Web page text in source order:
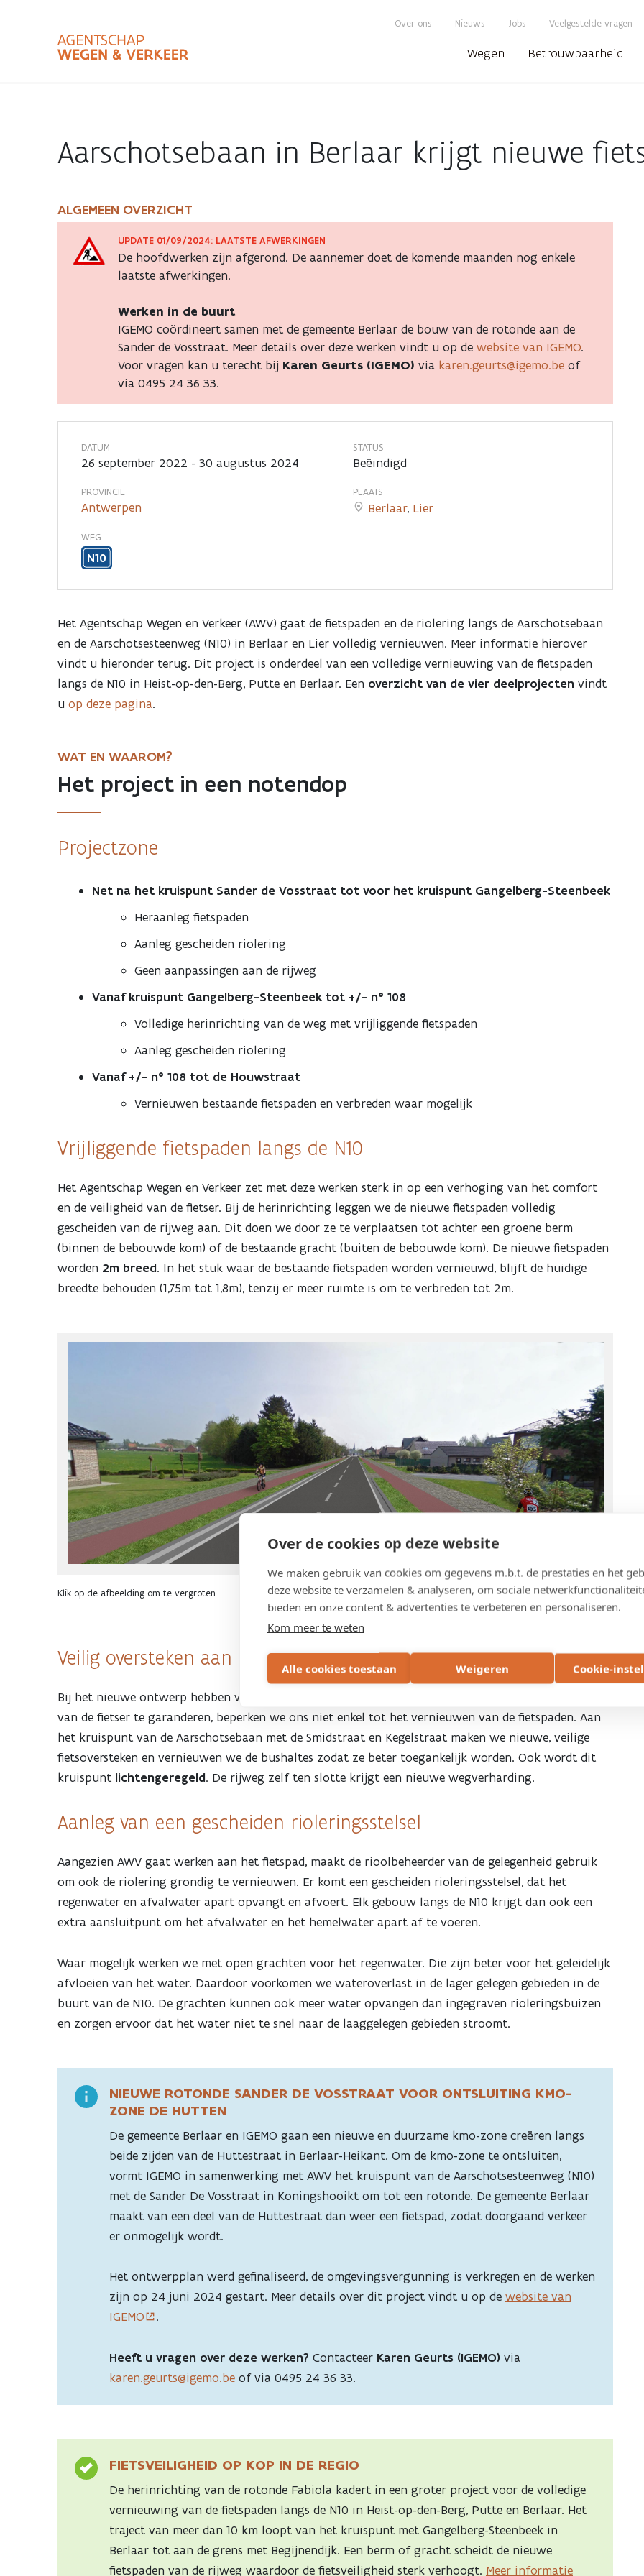
Over de cookies op deze website
We maken gebruik van cookies om gegevens m.b.t. de prestaties en het
deze website te verzamelen & analyseren, om sociale
bieden en onze content & advertenties te verbeteren en personaliseren.
Kom meer te weten
Alle cookies toestaan Weigeren Cookie-
Over ons Nieuws Jobs Veelgestelde vragen
Wegen Betrouwbaarheid
Zoekbalk
Aarschotsebaan in Berlaar krijgt nieuwe
Aarschotsebaan
in
Berlaar
krijgt
nieuwe
fietspaden
ALGEMEEN OVERZICHT
UPDATE 01/09/2024: LAATSTE AFWERKINGEN
De hoofdwerken zijn afgerond. De aannemer doet de komende maanden nog enkele
laatste afwerkingen.
Werken in de buurt
IGEMO coördineert samen met de gemeente Berlaar de bouw van de rotonde aan de
Sander de Vosstraat. Meer details over deze werken vindt u op de website van IGEMO.
Voor vragen kan u terecht bij Karen Geurts (IGEMO) via karen.geurts@igemo.be of
via 0495 24 36 33.
DATUM
26 september 2022 - 30 augustus 2024
STATUS
Beëindigd
PROVINCIE
Antwerpen
PLAATS
Berlaar, Lier
WEG
N10
Het Agentschap Wegen en Verkeer (AWV) gaat de fietspaden en de riolering langs de Aarschotsebaan
en de Aarschotsesteenweg (N10) in Berlaar en Lier volledig vernieuwen. Meer informatie hierover
vindt u hieronder terug. Dit project is onderdeel van een volledige vernieuwing van de fietspaden
langs de N10 in Heist-op-den-Berg, Putte en Berlaar. Een overzicht van de vier deelprojecten vindt
u op deze pagina.
WAT EN WAAROM?
Het project in een notendop
Projectzone
Net na het kruispunt Sander de Vosstraat tot voor het kruispunt Gangelberg-Steenbeek
Heraanleg fietspaden
Aanleg gescheiden riolering
Geen aanpassingen aan de rijweg
Vanaf kruispunt Gangelberg-Steenbeek tot +/- n° 108
Volledige herinrichting van de weg met vrijliggende fietspaden
Aanleg gescheiden riolering
Vanaf +/- n° 108 tot de Houwstraat
Vernieuwen bestaande fietspaden en verbreden waar mogelijk
Vrijliggende fietspaden langs de N10
Het Agentschap Wegen en Verkeer zet met deze werken sterk in op een verhoging van het comfort
en de veiligheid van de fietser. Bij de herinrichting leggen we de nieuwe fietspaden volledig
gescheiden van de rijweg aan. Dit doen we door ze te verplaatsen tot achter een groene berm
(binnen de bebouwde kom) of de bestaande gracht (buiten de bebouwde kom). De nieuwe fietspaden
worden 2m breed. In het stuk waar de bestaande fietspaden worden vernieuwd, blijft de huidige
breedte behouden (1,75m tot 1,8m), tenzij er meer ruimte is om te verbreden tot 2m.
Klik op de afbeelding om te vergroten
Veilig oversteken aan kruispunt Smidstraat
Bij het nieuwe ontwerp hebben we de weg in zijn geheel bekeken. Om de veiligheid en het comfort
van de fietser te garanderen, beperken we ons niet enkel tot het vernieuwen van de fietspaden. Aan
het kruispunt van de Aarschotsebaan met de Smidstraat en Kegelstraat maken we nieuwe, veilige
fietsoversteken en vernieuwen we de bushaltes zodat ze beter toegankelijk worden. Ook wordt dit
kruispunt lichtengeregeld. De rijweg zelf ten slotte krijgt een nieuwe wegverharding.
Aanleg van een gescheiden rioleringsstelsel
Aangezien AWV gaat werken aan het fietspad, maakt de rioolbeheerder van de gelegenheid gebruik
om ook de riolering grondig te vernieuwen. Er komt een gescheiden rioleringsstelsel, dat het
regenwater en afvalwater apart opvangt en afvoert. Elk gebouw langs de N10 krijgt dan ook een
extra aansluitpunt om het afvalwater en het hemelwater apart af te voeren.
Waar mogelijk werken we met open grachten voor het regenwater. Die zijn beter voor het geleidelijk
afvloeien van het water. Daardoor voorkomen we wateroverlast in de lager gelegen gebieden in de
buurt van de N10. De grachten kunnen ook meer water opvangen dan ingegraven rioleringsbuizen
en zorgen ervoor dat het water niet te snel naar de laaggelegen gebieden stroomt.
NIEUWE ROTONDE SANDER DE VOSSTRAAT VOOR ONTSLUITING KMO-
ZONE DE HUTTEN
De gemeente Berlaar en IGEMO gaan een nieuwe en duurzame kmo-zone creëren langs
beide zijden van de Huttestraat in Berlaar-Heikant. Om de kmo-zone te ontsluiten,
vormt IGEMO in samenwerking met AWV het kruispunt van de Aarschotsesteenweg (N10)
met de Sander De Vosstraat in Koningshooikt om tot een rotonde. De gemeente Berlaar
maakt van een deel van de Huttestraat dan weer een fietspad, zodat doorgaand verkeer
er onmogelijk wordt.
Het ontwerpplan werd gefinaliseerd, de omgevingsvergunning is verkregen en de werken
zijn op 24 juni 2024 gestart. Meer details over dit project vindt u op de website van
IGEMO
.
Heeft u vragen over deze werken? Contacteer Karen Geurts (IGEMO) via
karen.geurts@igemo.be of via 0495 24 36 33.
FIETSVEILIGHEID OP KOP IN DE REGIO
De herinrichting van de rotonde Fabiola kadert in een groter project voor de volledige
vernieuwing van de fietspaden langs de N10 in Heist-op-den-Berg, Putte en Berlaar. Het
traject van meer dan 10 km loopt van het kruispunt met Gangelberg-Steenbeek in
Berlaar tot aan de grens met Begijnendijk. Een berm of gracht scheidt de nieuwe
fietspaden van de rijweg waardoor de fietsveiligheid sterk verhoogt. Meer informatie